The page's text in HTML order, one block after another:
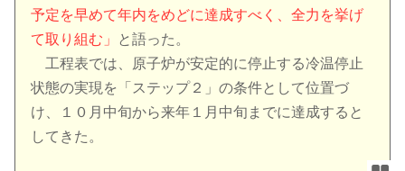
予定を早めて年内をめどに達成すべく、全力を挙げ
て取り組む」
と語った。
工程表では、原子炉が安定的に停止する冷温停止
状態の実現を「ステップ２」の条件として位置づ
け、１０月中旬から来年１月中旬までに達成すると
してきた。